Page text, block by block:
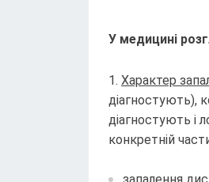
У медицині
Характер
діагностують),
діагностують і
конкретній